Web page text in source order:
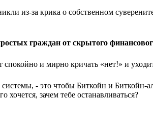
из-за крика о собственном
граждан от скрытого
и мирно кричать «нет!» и
системы, - это чтобы Биткойн и
хочется, зачем тебе останавливаться?